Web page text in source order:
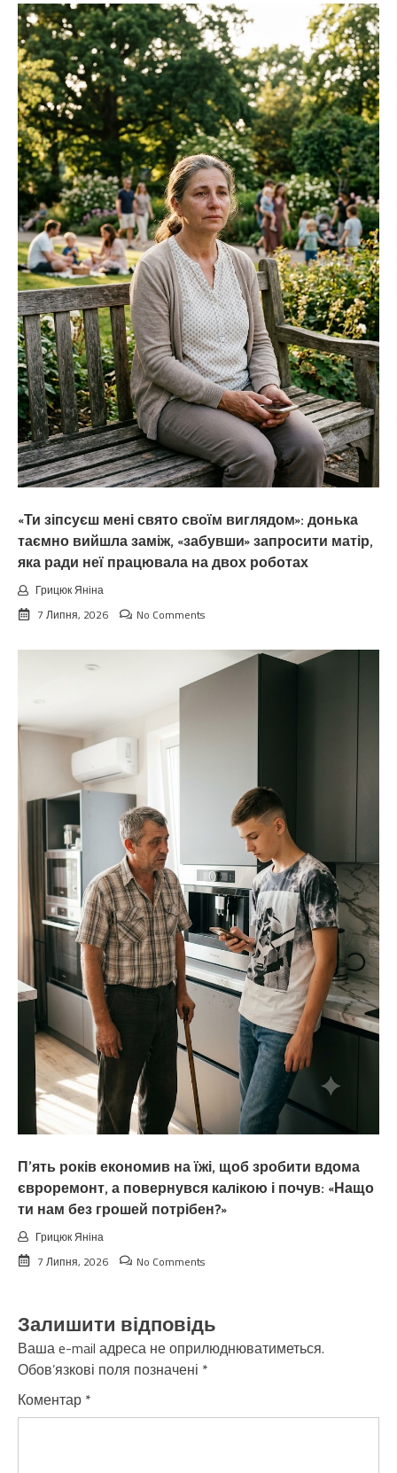
«Ти зіпсуєш мені свято своїм виглядом»: донька
таємно вийшла заміж, «забувши» запросити матір,
яка ради неї працювала на двох роботах
Грицюк Яніна
7 Липня, 2026
No Comments
П’ять років економив на їжі, щоб зробити вдома
євроремонт, а повернувся калiкою і почув: «Нащо
ти нам без грошей потрібен?»
Грицюк Яніна
7 Липня, 2026
No Comments
Залишити відповідь
Ваша e-mail адреса не оприлюднюватиметься.
Обов’язкові поля позначені *
Коментар *